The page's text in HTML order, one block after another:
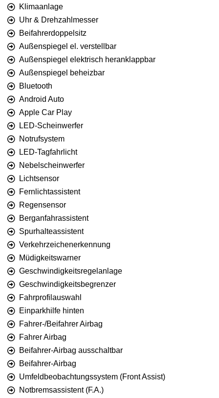
Klimaanlage
Uhr & Drehzahlmesser
Beifahrerdoppelsitz
Außenspiegel el. verstellbar
Außenspiegel elektrisch heranklappbar
Außenspiegel beheizbar
Bluetooth
Android Auto
Apple Car Play
LED-Scheinwerfer
Notrufsystem
LED-Tagfahrlicht
Nebelscheinwerfer
Lichtsensor
Fernlichtassistent
Regensensor
Berganfahrassistent
Spurhalteassistent
Verkehrzeichenerkennung
Müdigkeitswarner
Geschwindigkeitsregelanlage
Geschwindigkeitsbegrenzer
Fahrprofilauswahl
Einparkhilfe hinten
Fahrer-/Beifahrer Airbag
Fahrer Airbag
Beifahrer-Airbag ausschaltbar
Beifahrer-Airbag
Umfeldbeobachtungssystem (Front Assist)
Notbremsassistent (F.A.)